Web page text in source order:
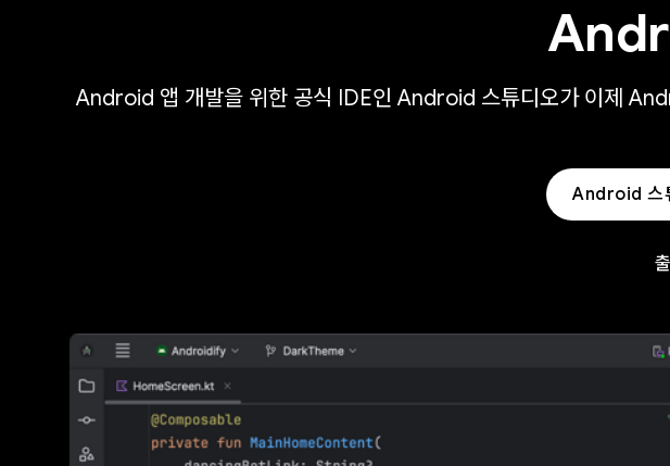
Android 앱 개발을 위한 공식 IDE인 Android 스튜디오가 이제
Android 스